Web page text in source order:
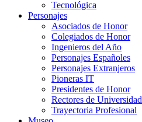
Tecnológica
Personajes
Asociados de Honor
Colegiados de Honor
Ingenieros del Año
Personajes Españoles
Personajes Extranjeros
Pioneras IT
Presidentes de Honor
Rectores de Universidad
Trayectoria Profesional